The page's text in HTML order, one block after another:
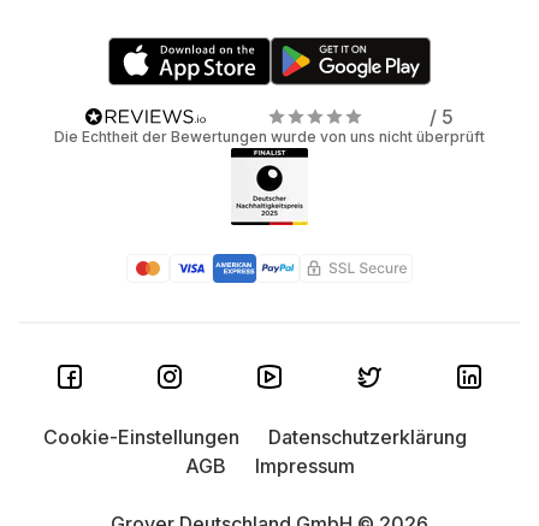
/ 5
Die Echtheit der Bewertungen wurde von uns nicht überprüft
Cookie-Einstellungen
Datenschutzerklärung
AGB
Impressum